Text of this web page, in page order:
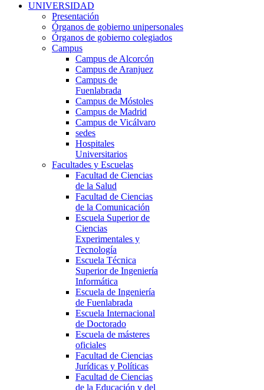
UNIVERSIDAD
Presentación
Órganos de gobierno unipersonales
Órganos de gobierno colegiados
Campus
Campus de Alcorcón
Campus de Aranjuez
Campus de
Fuenlabrada
Campus de Móstoles
Campus de Madrid
Campus de Vicálvaro
sedes
Hospitales
Universitarios
Facultades y Escuelas
Facultad de Ciencias
de la Salud
Facultad de Ciencias
de la Comunicación
Escuela Superior de
Ciencias
Experimentales y
Tecnología
Escuela Técnica
Superior de Ingeniería
Informática
Escuela de Ingeniería
de Fuenlabrada
Escuela Internacional
de Doctorado
Escuela de másteres
oficiales
Facultad de Ciencias
Jurídicas y Políticas
Facultad de Ciencias
de la Educación y del